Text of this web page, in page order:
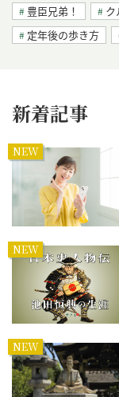
豊臣兄弟！ ク
定年後の歩き方
新着記事
NEW
NEW
NEW